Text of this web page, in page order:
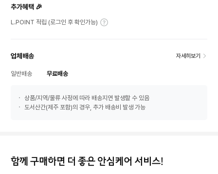
추가혜택 🎉
L.POINT 적립 (로그인 후 확인가능)
업체배송 자세히보기
일반배송 무료배송
상품/지역/물류 사정에 따라 배송지연 발생할 수 있음
도서산간(제주 포함)의 경우, 추가 배송비 발생 가능
함께 구매하면 더 좋은 안심케어 서비스!